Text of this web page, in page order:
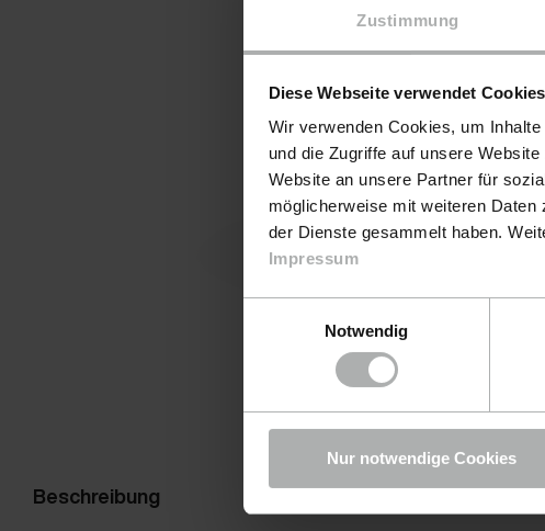
Zustimmung
Diese Webseite verwendet Cookies
Wir verwenden Cookies, um
und die Zugriffe auf unsere
Website an unsere Partner für
möglicherweise mit weiteren
der Dienste gesammelt haben.
Impressum
Notwendig
Nur notwendige Cookies
Beschreibung